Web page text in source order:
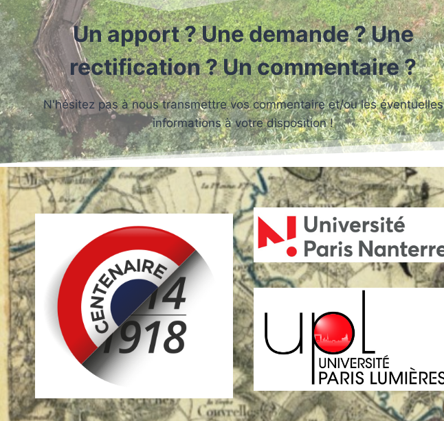
Un apport ? Une demande ? Une
rectification ? Un commentaire ?
N'hésitez pas à nous transmettre vos commentaire et/ou les éventuelles
informations à votre disposition !